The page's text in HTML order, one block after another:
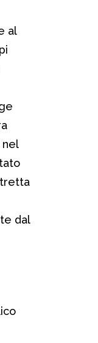
al
nel
dal